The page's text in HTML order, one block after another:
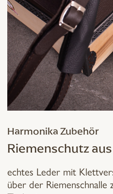
Harmonika Zubehör
Riemenschutz
echtes Leder mit
über der Riemenschnalle